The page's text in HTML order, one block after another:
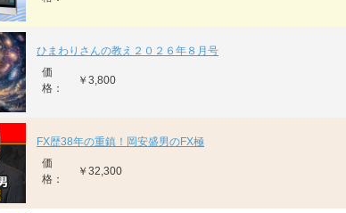
ひまわりさんの教え２０２６年８月号
価
格：
￥3,800
FX歴38年の重鎮！岡安盛男のFX極
価
格：
￥32,300